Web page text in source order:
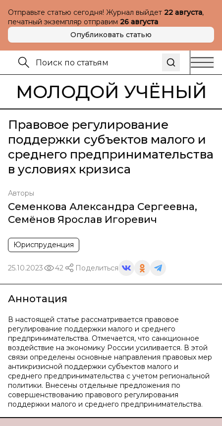
Отправьте статью сегодня! Журнал выйдет 22 августа,
печатный экземпляр отправим 26 августа
Опубликовать статью
МОЛОДОЙ УЧЁНЫЙ
Правовое регулирование
поддержки субъектов малого и
среднего предпринимательства
в условиях кризиса
Авторы
Семенкова Александра Сергеевна,
Семёнов Ярослав Игоревич
Юриспруденция
25.10.2023 42 Поделиться
Аннотация
В настоящей статье рассматривается правовое
регулирование поддержки малого и среднего
предпринимательства. Отмечается, что санкционное
воздействие на экономику России усиливается. В этой
связи определены основные направления правовых мер
антикризисной поддержки субъектов малого и
среднего предпринимательства с учетом региональной
политики. Внесены отдельные предложения по
совершенствованию правового регулирования
поддержки малого и среднего предпринимательства.